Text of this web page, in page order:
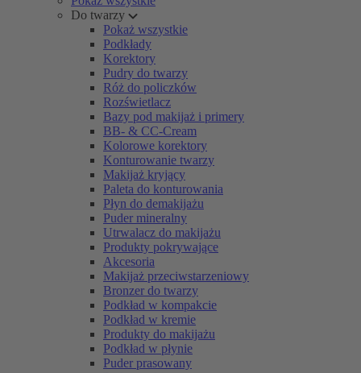
Do twarzy
Pokaż wszystkie
Podkłady
Korektory
Pudry do twarzy
Róż do policzków
Rozświetlacz
Bazy pod makijaż i primery
BB- & CC-Cream
Kolorowe korektory
Konturowanie twarzy
Makijaż kryjący
Paleta do konturowania
Płyn do demakijażu
Puder mineralny
Utrwalacz do makijażu
Produkty pokrywające
Akcesoria
Makijaż przeciwstarzeniowy
Bronzer do twarzy
Podkład w kompakcie
Podkład w kremie
Produkty do makijażu
Podkład w płynie
Puder prasowany